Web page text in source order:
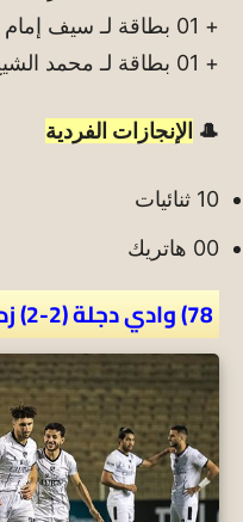
+ 01 بطاقة لـ سيف إمام لاعب المحلة “على الدكة”
+ 01 بطاقة لـ محمد الشيخ مدرب وادي دجلة
🎩 الإنجازات الفردية
10 ثنائيات
00 هاتريك
78) وادي دجلة (2-2) زد إف سي